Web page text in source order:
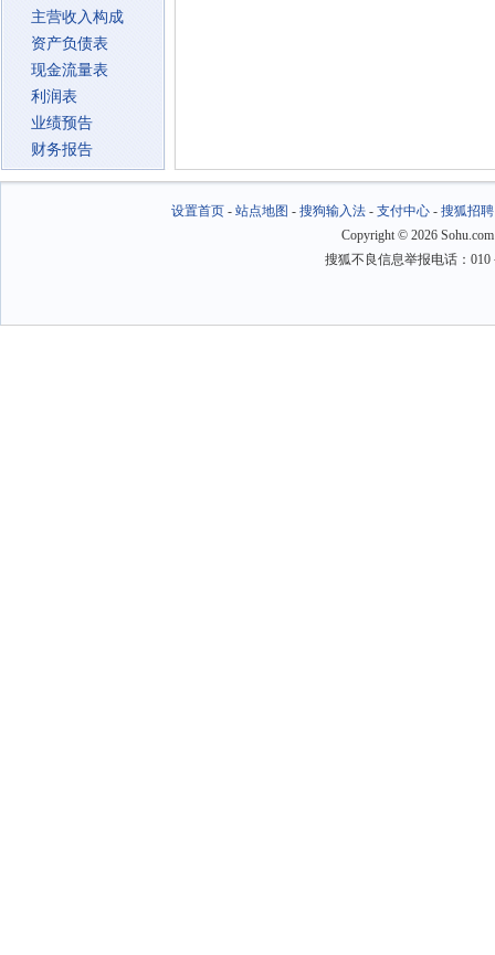
主营收入构成
资产负债表
现金流量表
利润表
业绩预告
财务报告
设置首页- 站点地图 - 搜狗输入法- 支付中心- 搜狐招聘
Copyright © 2026
搜狐不良信息举报电话：010